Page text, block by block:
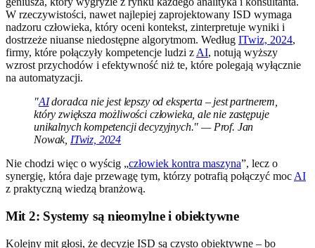
W rzeczywistości, nawet najlepiej zaprojektowany ISD wymaga
nadzoru człowieka, który oceni kontekst, zinterpretuje wyniki i
dostrzeże niuanse niedostępne algorytmom. Według ITwiz, 2024,
firmy, które połączyły kompetencje ludzi z AI, notują wyższy
wzrost przychodów i efektywność niż te, które polegają wyłącznie
na automatyzacji.
"AIdoradca nie jest lepszy od eksperta – jest partnerem,
który zwiększa możliwości człowieka, ale nie zastępuje
unikalnych kompetencji decyzyjnych." — Prof. Jan
Nowak, ITwiz, 2024
Nie chodzi więc o wyścig „człowiek kontra maszyna”, lecz o
synergię, która daje przewagę tym, którzy potrafią połączyć moc AI
z praktyczną wiedzą branżową.
Mit 2: Systemy są nieomylne i obiektywne
Kolejny mit głosi, że decyzje ISD są czysto obiektywne – bo